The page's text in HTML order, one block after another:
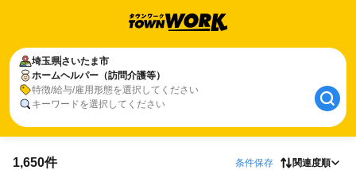
埼玉県さいたま市
ホームヘルパー（訪問介護等）
特徴/給与/雇用形態を選択してください
キーワードを選択してください
1,650件 条件保存 関連度順